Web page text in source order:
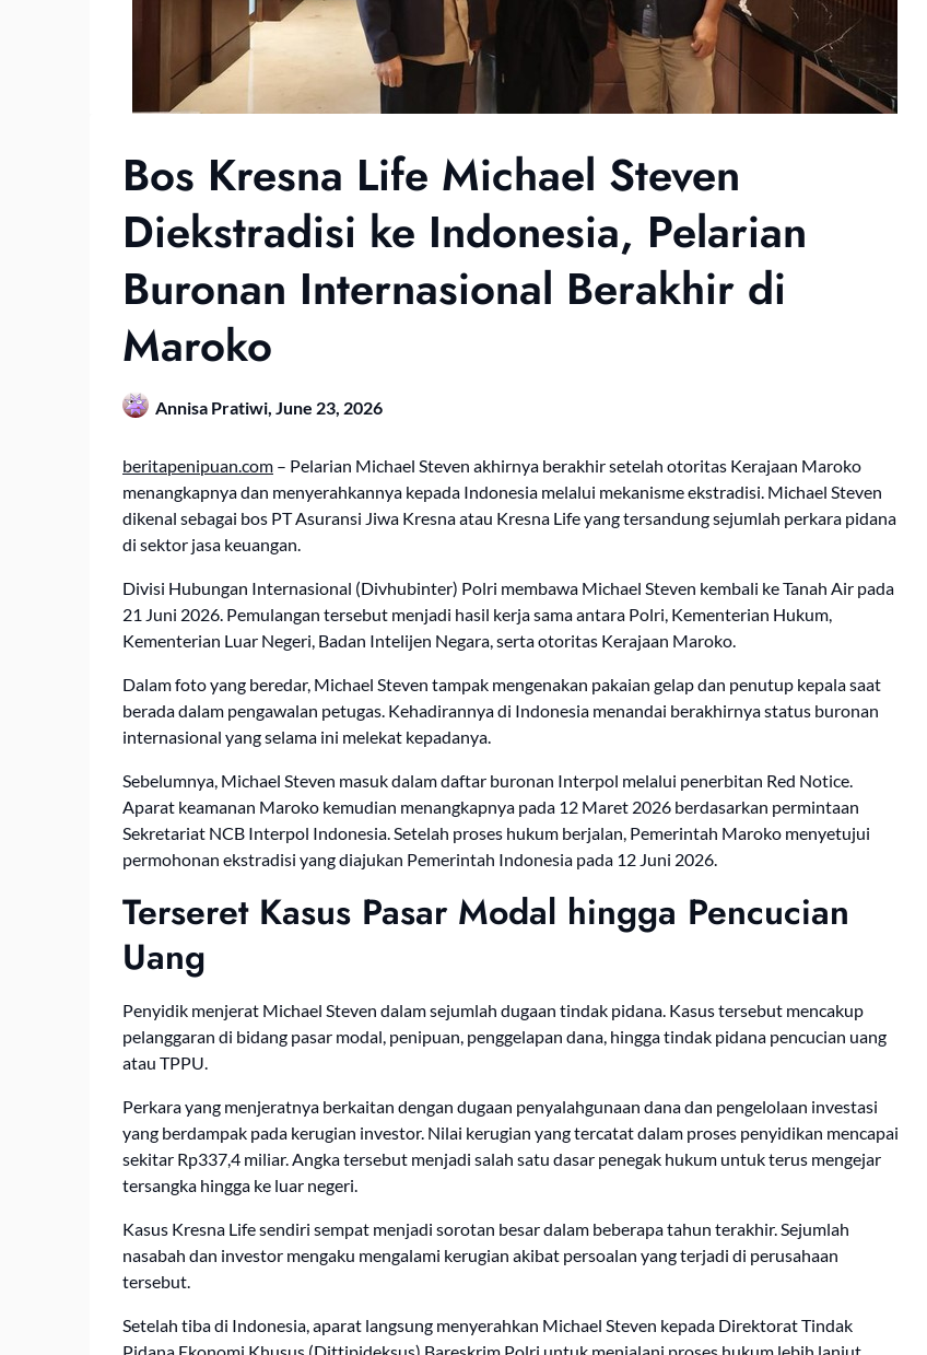
Bos Kresna Life Michael Steven
Diekstradisi ke Indonesia, Pelarian
Buronan Internasional Berakhir di
Maroko
Annisa Pratiwi, June 23, 2026
beritapenipuan.com – Pelarian Michael Steven akhirnya berakhir setelah otoritas Kerajaan Maroko
menangkapnya dan menyerahkannya kepada Indonesia melalui mekanisme ekstradisi. Michael Steven
dikenal sebagai bos PT Asuransi Jiwa Kresna atau Kresna Life yang tersandung sejumlah perkara pidana
di sektor jasa keuangan.
Divisi Hubungan Internasional (Divhubinter) Polri membawa Michael Steven kembali ke Tanah Air pada
21 Juni 2026. Pemulangan tersebut menjadi hasil kerja sama antara Polri, Kementerian Hukum,
Kementerian Luar Negeri, Badan Intelijen Negara, serta otoritas Kerajaan Maroko.
Dalam foto yang beredar, Michael Steven tampak mengenakan pakaian gelap dan penutup kepala saat
berada dalam pengawalan petugas. Kehadirannya di Indonesia menandai berakhirnya status buronan
internasional yang selama ini melekat kepadanya.
Sebelumnya, Michael Steven masuk dalam daftar buronan Interpol melalui penerbitan Red Notice.
Aparat keamanan Maroko kemudian menangkapnya pada 12 Maret 2026 berdasarkan permintaan
Sekretariat NCB Interpol Indonesia. Setelah proses hukum berjalan, Pemerintah Maroko menyetujui
permohonan ekstradisi yang diajukan Pemerintah Indonesia pada 12 Juni 2026.
Terseret Kasus Pasar Modal hingga Pencucian
Uang
Penyidik menjerat Michael Steven dalam sejumlah dugaan tindak pidana. Kasus tersebut mencakup
pelanggaran di bidang pasar modal, penipuan, penggelapan dana, hingga tindak pidana pencucian uang
atau TPPU.
Perkara yang menjeratnya berkaitan dengan dugaan penyalahgunaan dana dan pengelolaan investasi
yang berdampak pada kerugian investor. Nilai kerugian yang tercatat dalam proses penyidikan mencapai
sekitar Rp337,4 miliar. Angka tersebut menjadi salah satu dasar penegak hukum untuk terus mengejar
tersangka hingga ke luar negeri.
Kasus Kresna Life sendiri sempat menjadi sorotan besar dalam beberapa tahun terakhir. Sejumlah
nasabah dan investor mengaku mengalami kerugian akibat persoalan yang terjadi di perusahaan
tersebut.
Setelah tiba di Indonesia, aparat langsung menyerahkan Michael Steven kepada Direktorat Tindak